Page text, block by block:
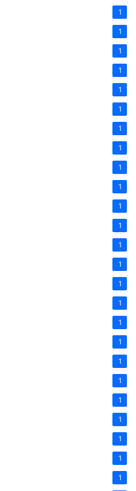
1
1
1
1
1
1
1
1
1
1
1
1
1
1
1
1
1
1
1
1
1
1
1
1
1